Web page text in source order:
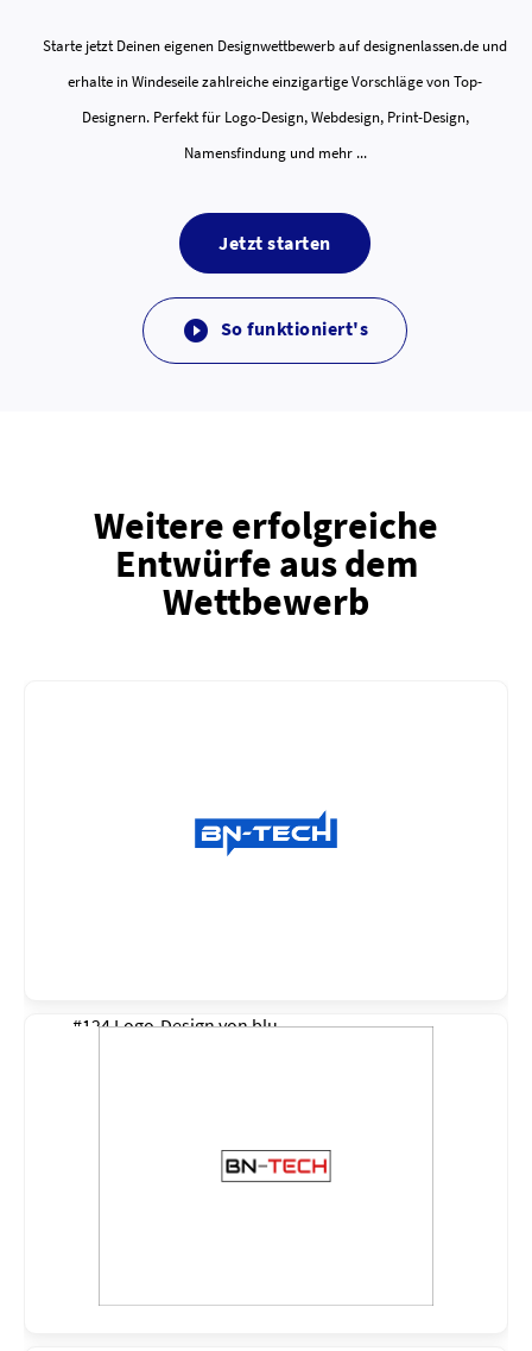
Starte jetzt Deinen eigenen Designwettbewerb auf designenlassen.de und
erhalte in Windeseile zahlreiche einzigartige Vorschläge von Top-
Designern. Perfekt für Logo-Design, Webdesign, Print-Design,
Namensfindung und mehr ...
Jetzt starten
 So funktioniert's
Weitere erfolgreiche
Entwürfe aus dem
Wettbewerb
#124 Logo-Design vonblu